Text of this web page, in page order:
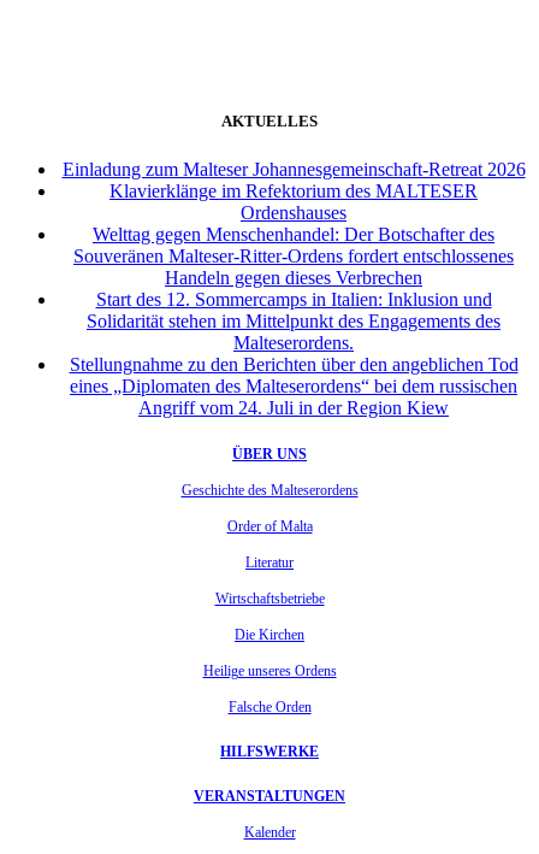
AKTUELLES
Einladung zum Malteser Johannesgemeinschaft-Retreat 2026
Klavierklänge im Refektorium des MALTESER
Ordenshauses
Welttag gegen Menschenhandel: Der Botschafter des
Souveränen Malteser-Ritter-Ordens fordert entschlossenes
Handeln gegen dieses Verbrechen
Start des 12. Sommercamps in Italien: Inklusion und
Solidarität stehen im Mittelpunkt des Engagements des
Malteserordens.
Stellungnahme zu den Berichten über den angeblichen Tod
eines „Diplomaten des Malteserordens“ bei dem russischen
Angriff vom 24. Juli in der Region Kiew
ÜBER UNS
Geschichte des Malteserordens
Order of Malta
Literatur
Wirtschaftsbetriebe
Die Kirchen
Heilige unseres Ordens
Falsche Orden
HILFSWERKE
VERANSTALTUNGEN
Kalender